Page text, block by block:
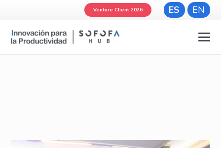
Venture Client 2026 ES EN